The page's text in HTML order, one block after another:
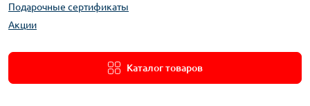
Подарочные сертификаты
Акции
Каталог товаров